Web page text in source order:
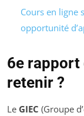
Cours en ligne
opportunité
6e rapport
retenir ?
Le GIEC (Groupe